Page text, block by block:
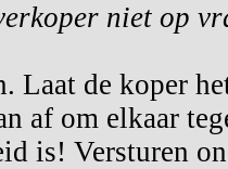
niet op
de koper
af om elkaar
is! Versturen